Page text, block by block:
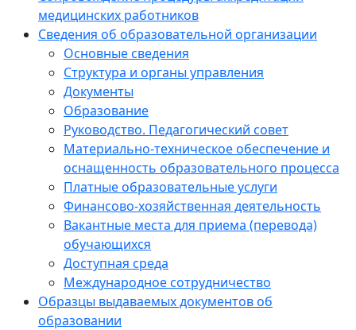
медицинских работников
Сведения об образовательной организации
Основные сведения
Структура и органы управления
Документы
Образование
Руководство. Педагогический совет
Материально-техническое обеспечение и
оснащенность образовательного процесса
Платные образовательные услуги
Финансово-хозяйственная деятельность
Вакантные места для приема (перевода)
обучающихся
Доступная среда
Международное сотрудничество
Образцы выдаваемых документов об
образовании